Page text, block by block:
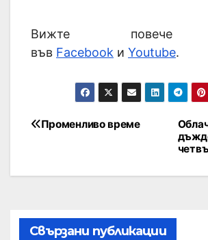
Вижте повече
във Facebook и Youtube.
Променливо време
Свързани публикации